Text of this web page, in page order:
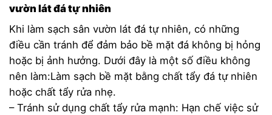
vườn lát đá tự nhiên
Khi làm sạch sân vườn lát đá tự nhiên, có những
điều cần tránh để đảm bảo bề mặt đá không bị hỏng
hoặc bị ảnh hưởng. Dưới đây là một số điều không
nên làm:Làm sạch bề mặt bằng chất tẩy đá tự nhiên
hoặc chất tẩy rửa nhẹ.
– Tránh sử dụng chất tẩy rửa mạnh: Hạn chế việc sử